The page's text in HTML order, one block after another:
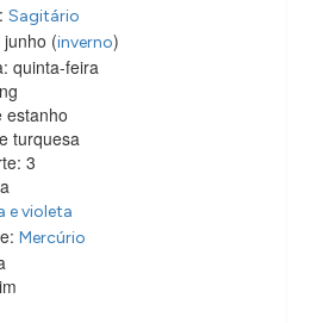
Sagitário
junho (inverno)
quinta-feira
estanho
turquesa
3
e violeta
Mercúrio